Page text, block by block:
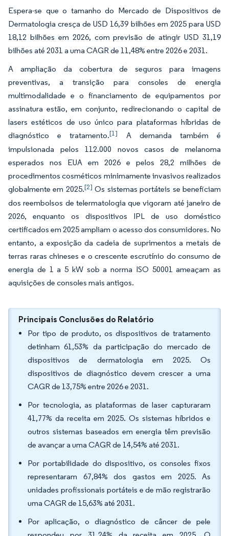
Espera-se que o tamanho do Mercado de Dispositivos de
Dermatologia cresça de USD 16,39 bilhões em 2025 para USD
18,12 bilhões em 2026, com previsão de atingir USD 31,19
bilhões até 2031 a uma CAGR de 11,48% entre 2026 e 2031.
A ampliação da cobertura de seguros para imagens
preventivas, a transição para consoles de energia
multimodalidade e o financiamento de equipamentos por
assinatura estão, em conjunto, redirecionando o capital de
lasers estéticos de uso único para plataformas híbridas de
diagnóstico e tratamento.[1]
A demanda também é
impulsionada pelos 112.000 novos casos de melanoma
esperados nos EUA em 2026 e pelos 28,2 milhões de
procedimentos cosméticos minimamente invasivos realizados
globalmente em 2025.[2] Os sistemas portáteis se beneficiam
dos reembolsos de telermatologia que vigoram até janeiro de
2026, enquanto os dispositivos IPL de uso doméstico
certificados em 2025 ampliam o acesso dos consumidores. No
entanto, a exposição da cadeia de suprimentos a metais de
terras raras chineses e o crescente escrutínio do consumo de
energia de 1 a 5 kW sob a norma ISO 50001 ameaçam as
aquisições de consoles mais antigos.
Principais Conclusões do Relatório
Por tipo de produto, os dispositivos de tratamento
detinham 61,53% da participação do mercado de
dispositivos de dermatologia em 2025. Os
dispositivos de diagnóstico devem crescer a uma
CAGR de 13,75% entre 2026 e 2031.
Por tecnologia, as plataformas de laser capturaram
41,77% da receita em 2025. Os sistemas híbridos e
outros sistemas baseados em energia têm previsão
de avançar a uma CAGR de 14,54% até 2031.
Por portabilidade do dispositivo, os consoles fixos
representaram 67,84% dos gastos em 2025. As
unidades profissionais portáteis e de mão registrarão
uma CAGR de 15,63% até 2031.
Por aplicação, o diagnóstico de câncer de pele